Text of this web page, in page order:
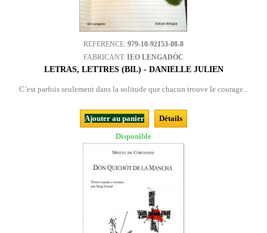
REFERENCE: 979-10-92153-08-8
FABRICANT: IEO LENGADÒC
LETRAS, LETTRES (BIL) - DANIELLE JULIEN
C’est parfois seulement dans la solitude que chacun trouve le courage...
Ajouter au panier
Détails
Disponible